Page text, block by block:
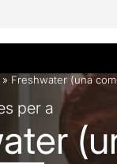
» Freshwater (una
per a